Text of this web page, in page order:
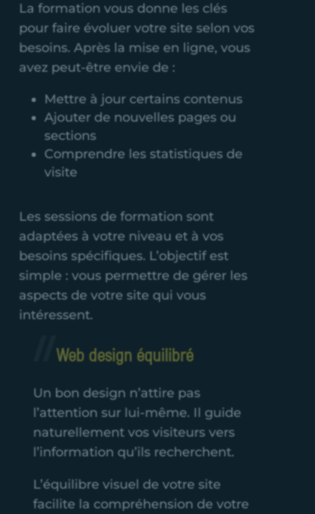
La formation vous donne les clés
pour faire évoluer votre site selon vos
besoins. Après la mise en ligne, vous
avez peut-être envie de :
Mettre à jour certains contenus
Ajouter de nouvelles pages ou
sections
Comprendre les statistiques de
visite
Les sessions de formation sont
adaptées à votre niveau et à vos
besoins spécifiques. L’objectif est
simple : vous permettre de gérer les
aspects de votre site qui vous
intéressent.
Web design équilibré
Un bon design n’attire pas
l’attention sur lui-même. Il guide
naturellement vos visiteurs vers
l’information qu’ils recherchent.
L’équilibre visuel de votre site
facilite la compréhension de votre